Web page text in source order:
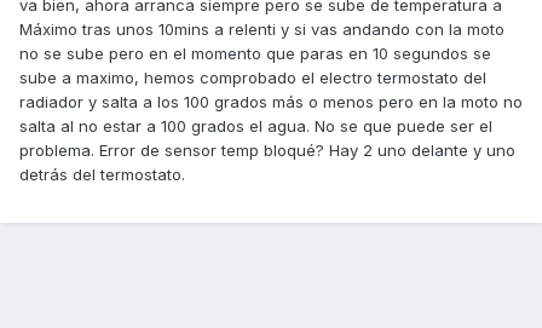
va bien, ahora arranca siempre pero se sube de temperatura a
Máximo tras unos 10mins a relenti y si vas andando con la moto
no se sube pero en el momento que paras en 10 segundos se
sube a maximo, hemos comprobado el electro termostato del
radiador y salta a los 100 grados más o menos pero en la moto no
salta al no estar a 100 grados el agua. No se que puede ser el
problema. Error de sensor temp bloqué? Hay 2 uno delante y uno
detrás del termostato.